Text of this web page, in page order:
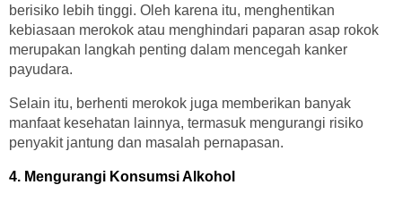
berisiko lebih tinggi. Oleh karena itu, menghentikan
kebiasaan merokok atau menghindari paparan asap rokok
merupakan langkah penting dalam mencegah kanker
payudara.
Selain itu, berhenti merokok juga memberikan banyak
manfaat kesehatan lainnya, termasuk mengurangi risiko
penyakit jantung dan masalah pernapasan.
4. Mengurangi Konsumsi Alkohol